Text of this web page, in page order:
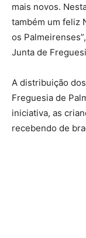
mais novos.
também um feliz
os
Junta de
A distribuição
Freguesia de
iniciativa, as
recebendo de